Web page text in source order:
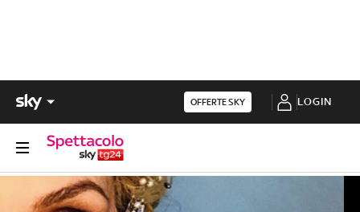
OFFERTE SKY LOGIN